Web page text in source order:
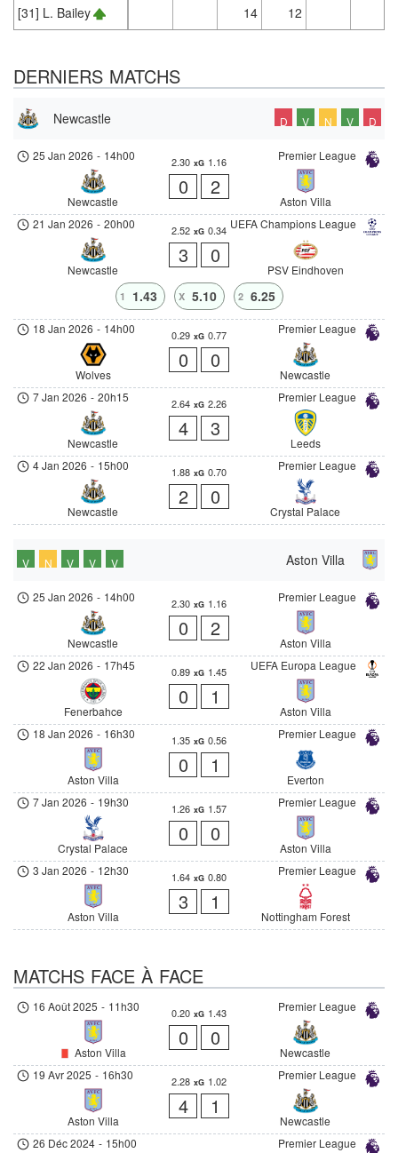
[31] L. Bailey 14 12
DERNIERS MATCHS
Newcastle D V N V D
Premier League
25 Jan 2026 - 14h00
Newcastle
2.30 xG 1.16
0 2
Aston Villa
UEFA Champions League
21 Jan 2026 - 20h00
Newcastle
2.52 xG 0.34
3 0
PSV Eindhoven
1 1.43 X 5.10 2 6.25
Premier League
18 Jan 2026 - 14h00
Wolves
0.29 xG 0.77
0 0
Newcastle
Premier League
7 Jan 2026 - 20h15
Newcastle
2.64 xG 2.26
4 3
Leeds
Premier League
4 Jan 2026 - 15h00
Newcastle
1.88 xG 0.70
2 0
Crystal Palace
Aston Villa
V N V V V
Premier League
25 Jan 2026 - 14h00
Newcastle
2.30 xG 1.16
0 2
Aston Villa
UEFA Europa League
22 Jan 2026 - 17h45
Fenerbahce
0.89 xG 1.45
0 1
Aston Villa
Premier League
18 Jan 2026 - 16h30
Aston Villa
1.35 xG 0.56
0 1
Everton
Premier League
7 Jan 2026 - 19h30
Crystal Palace
1.26 xG 1.57
0 0
Aston Villa
Premier League
3 Jan 2026 - 12h30
Aston Villa
1.64 xG 0.80
3 1
Nottingham Forest
MATCHS FACE À FACE
Premier League
16 Août 2025 - 11h30
Aston Villa
0.20 xG 1.43
0 0
Newcastle
Premier League
19 Avr 2025 - 16h30
Aston Villa
2.28 xG 1.02
4 1
Newcastle
Premier League
26 Déc 2024 - 15h00